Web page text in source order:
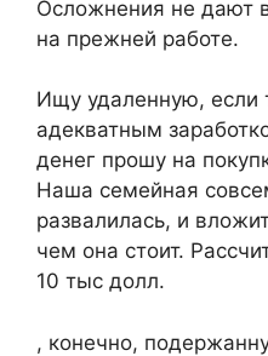
Осложнения не дают
на прежней работе.
Ищу удаленную, если
адекватным
денег прошу на
Наша семейная
развалилась, и
чем она стоит.
10 тыс долл.
, конечно,